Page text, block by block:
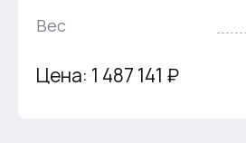
Вес
Цена: 1 487 141 ₽